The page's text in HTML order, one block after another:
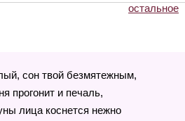
остальное
сон твой безмятежным,
прогонит и печаль,
лица коснется нежно